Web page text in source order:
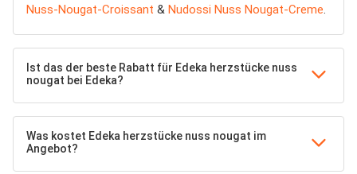
Nuss-Nougat-Croissant & Nudossi Nuss Nougat-Creme.
Ist das der beste Rabatt für Edeka herzstücke nuss
nougat bei Edeka?
Was kostet Edeka herzstücke nuss nougat im
Angebot?